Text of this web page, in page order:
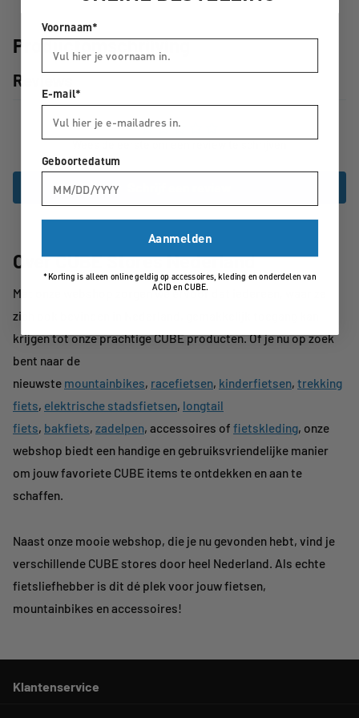
Productomschrijving
Reviews
Over CUBE Stores Nederland
Met onze webshop zorgen we ervoor dat iedereen, waar ze
zich ook bevinden in Nederland, gemakkelijk toegang kan
krijgen tot onze prachtige CUBE producten. Of je nu op zoek
bent naar de
nieuwste mountainbikes, racefietsen, kinderfietsen, trekking
fiets, elektrische stadsfietsen, longtail
fiets, bakfiets, zadelpen, accessoires of fietskleding, onze
webshop biedt een handige en gebruiksvriendelijke manier
om jouw favoriete CUBE items te ontdekken en aan te
schaffen.
Naast onze mooie webshop, die je nu gevonden hebt, vind je
verschillende CUBE stores door heel Nederland. Als echte
fietsliefhebber is dit dé plek voor jouw fietsen,
mountainbikes en accessoires!
Klantenservice
Voornaam*
E-mail*
Geboortedatum
Aanmelden
*Korting is alleen online geldig op accessoires, kleding en onderdelen van
ACID en CUBE.